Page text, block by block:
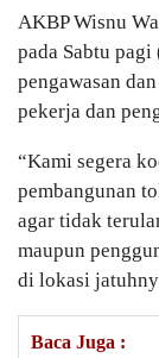
AKBP Wisnu
pada Sabtu
pengawasan
pekerja dan
“Kami segera
pembangunan
agar tidak
maupun
di lokasi
Baca Juga :